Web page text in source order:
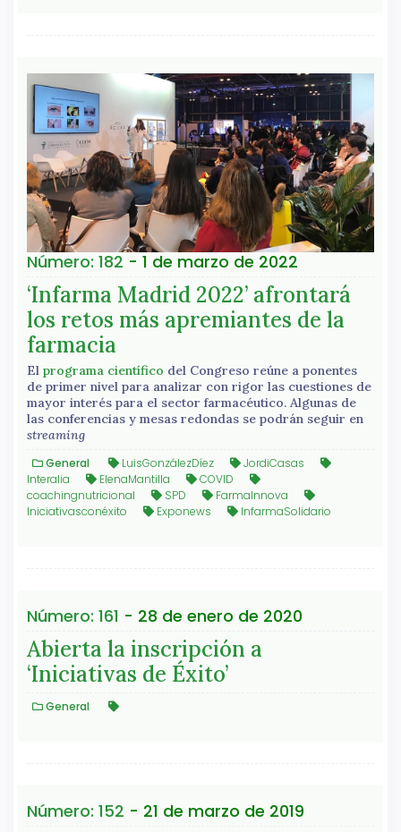
Número: 182 - 1 de marzo de 2022
‘Infarma Madrid 2022’ afrontará
los retos más apremiantes de la
farmacia
El programa científico del Congreso reúne a ponentes
de primer nivel para analizar con rigor las cuestiones de
mayor interés para el sector farmacéutico. Algunas de
las conferencias y mesas redondas se podrán seguir en
streaming
General LuisGonzálezDíez
JordiCasas
Interalia
ElenaMantilla
COVID
coachingnutricional
SPD
FarmaInnova
Iniciativasconéxito
Exponews InfarmaSolidario
Número: 161 - 28 de enero de 2020
Abierta la inscripción a
‘Iniciativas de Éxito’
General
Número: 152 - 21 de marzo de 2019